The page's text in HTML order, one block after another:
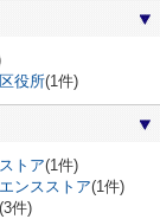
役所(1件)
トア(1件)
ンスストア(1件)
(3件)